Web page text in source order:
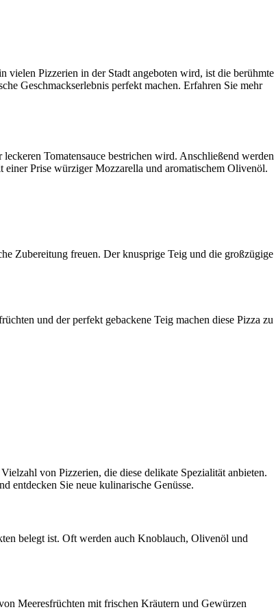
vielen Pizzerien in der Stadt angeboten wird, ist die berühmte
Geschmackserlebnis perfekt machen. Erfahren Sie mehr
Tomatensauce bestrichen wird. Anschließend werden
Prise würziger Mozzarella und aromatischem Olivenöl.
Zubereitung freuen. Der knusprige Teig und die großzügige
und der perfekt gebackene Teig machen diese Pizza zu
von Pizzerien, die diese delikate Spezialität anbieten.
entdecken Sie neue kulinarische Genüsse.
belegt ist. Oft werden auch Knoblauch, Olivenöl und
Meeresfrüchten mit frischen Kräutern und Gewürzen